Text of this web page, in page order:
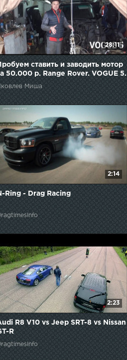
28:11
ставить и заводить мотор
50.000 р. Range Rover. VOGUE 5.
Миша
2:14
Ring - Drag Racing
2:23
R8 V10 vs Jeep SRT-8 vs Nissan
R